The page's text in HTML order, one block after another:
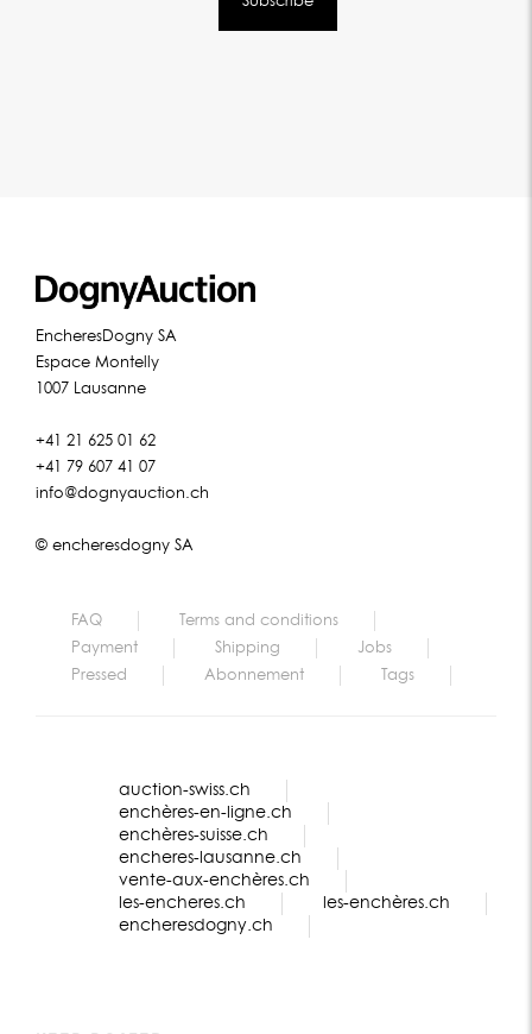
EncheresDogny SA
Espace Montelly
1007 Lausanne
+41 21 625 01 62
+41 79 607 41 07
info@dognyauction.ch
© encheresdogny SA
FAQ
Terms and conditions
Payment
Shipping
Jobs
Pressed
Abonnement Tags
auction-swiss.ch
enchères-en-ligne.ch
enchères-suisse.ch
encheres-lausanne.ch
vente-aux-enchères.ch
les-encheres.ch
les-enchères.ch
encheresdogny.ch